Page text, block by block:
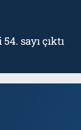
sayı çıktı